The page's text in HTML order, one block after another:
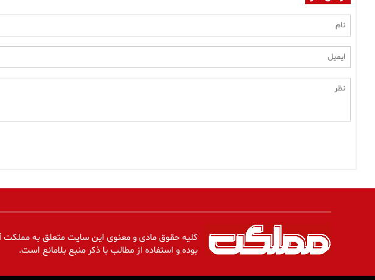
کلیه حقوق مادی و معنوی این سایت متعلق به مملکت
بوده و استفاده از مطالب با ذکر منبع بلامانع است.